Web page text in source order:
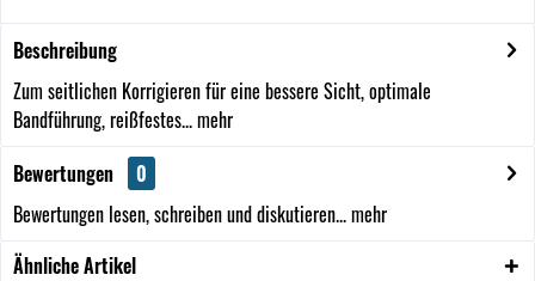
Beschreibung
Zum seitlichen Korrigieren für eine bessere Sicht, optimale
Bandführung, reißfestes...mehr
Bewertungen
0
Bewertungen lesen, schreiben und diskutieren...mehr
Ähnliche Artikel